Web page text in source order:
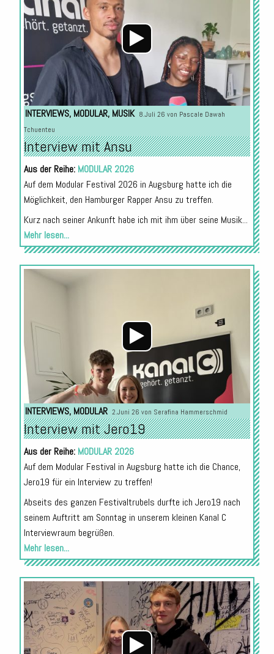
INTERVIEWS, MODULAR, MUSIK 8.Juli 26 von Pascale Dawah
Tchuenteu
Interview mit Ansu
Aus der Reihe: MODULAR 2026
Auf dem Modular Festival 2026 in Augsburg hatte ich die
Möglichkeit, den Hamburger Rapper Ansu zu treffen.
Kurz nach seiner Ankunft habe ich mit ihm über seine Musik...
Mehr lesen...
Audio-
Player
INTERVIEWS, MODULAR 2.Juni 26 von Serafina Hammerschmid
Interview mit Jero19
Aus der Reihe: MODULAR 2026
Auf dem Modular Festival in Augsburg hatte ich die Chance,
Jero19 für ein Interview zu treffen!
Abseits des ganzen Festivaltrubels durfte ich Jero19 nach
seinem Auftritt am Sonntag in unserem kleinen Kanal C
Interviewraum begrüßen.
Mehr lesen...
Audio-
Player